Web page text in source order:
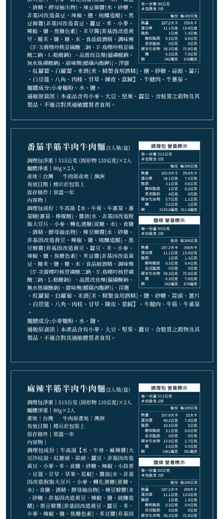
NT$1,799
請選購商品（任選 4 件）
紅燒牛肉麵*1 − +
紅燒半筋半肉麵*1 −
麻辣半筋半肉麵*1 − +
清燉牛肉麵*1 − +
清燉半筋半肉麵*1 − +
番茄牛肉麵*1 − +
番茄半筋半肉麵*1 − +
番茄排骨麵*1 − +
紅燒排骨麵*1 − +